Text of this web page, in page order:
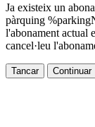
Ja existeix un
pàrquing
l'abonament actual
cancel·leu
Tancar Continuar